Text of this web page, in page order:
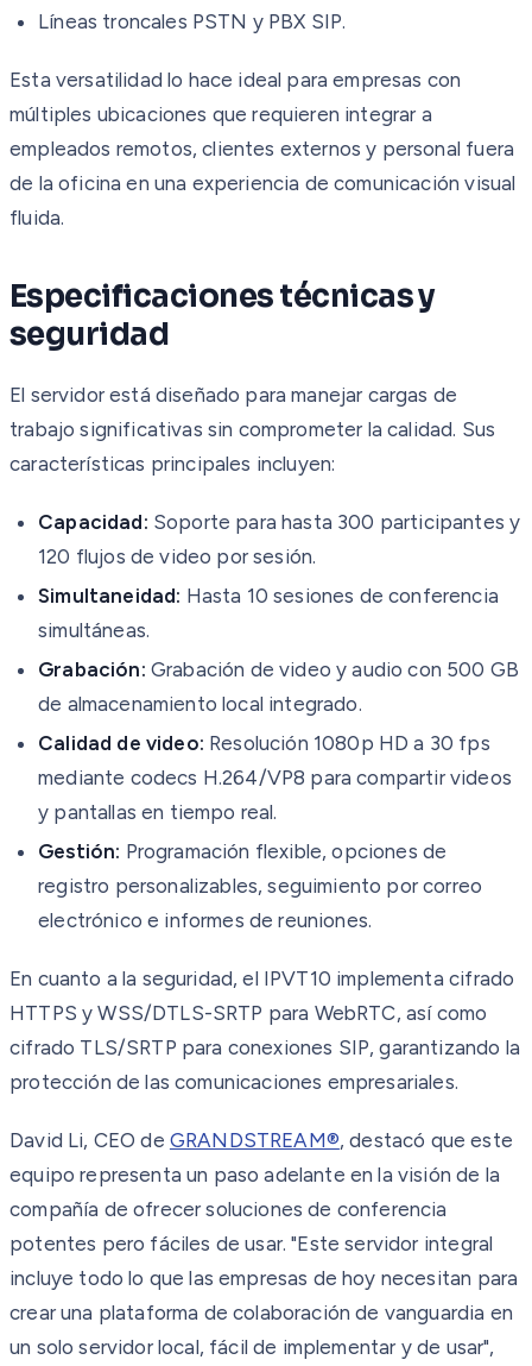
Líneas troncales PSTN y PBX SIP.
Esta versatilidad lo hace ideal para empresas con
múltiples ubicaciones que requieren integrar a
empleados remotos, clientes externos y personal fuera
de la oficina en una experiencia de comunicación visual
fluida.
Especificaciones técnicas y
seguridad
El servidor está diseñado para manejar cargas de
trabajo significativas sin comprometer la calidad. Sus
características principales incluyen:
Capacidad: Soporte para hasta 300 participantes y
120 flujos de video por sesión.
Simultaneidad: Hasta 10 sesiones de conferencia
simultáneas.
Grabación: Grabación de video y audio con 500 GB
de almacenamiento local integrado.
Calidad de video: Resolución 1080p HD a 30 fps
mediante codecs H.264/VP8 para compartir videos
y pantallas en tiempo real.
Gestión: Programación flexible, opciones de
registro personalizables, seguimiento por correo
electrónico e informes de reuniones.
En cuanto a la seguridad, el IPVT10 implementa cifrado
HTTPS y WSS/DTLS-SRTP para WebRTC, así como
cifrado TLS/SRTP para conexiones SIP, garantizando la
protección de las comunicaciones empresariales.
David Li, CEO de GRANDSTREAM®, destacó que este
equipo representa un paso adelante en la visión de la
compañía de ofrecer soluciones de conferencia
potentes pero fáciles de usar. "Este servidor integral
incluye todo lo que las empresas de hoy necesitan para
crear una plataforma de colaboración de vanguardia en
un solo servidor local, fácil de implementar y de usar",